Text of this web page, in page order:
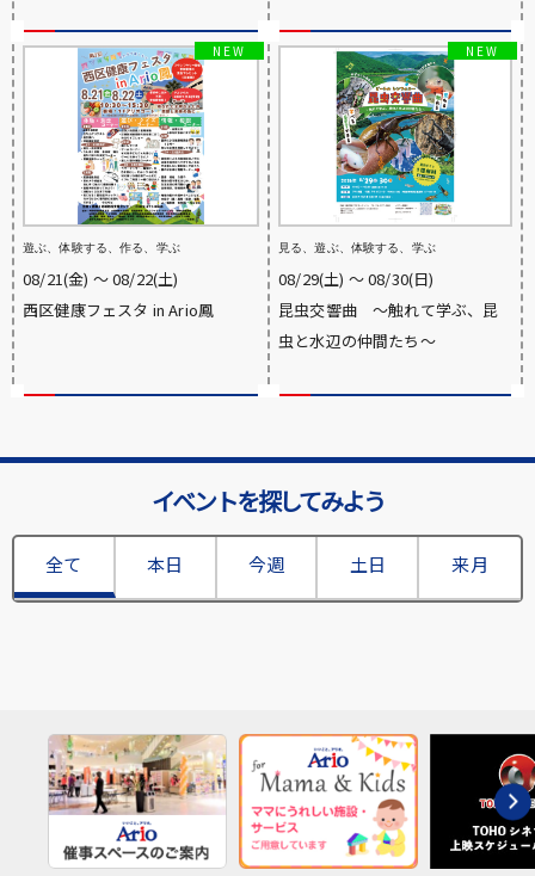
遊ぶ、体験する、作る、学ぶ
08/21(金) 〜 08/22(土)
西区健康フェスタ in Ario鳳
見る、遊ぶ、体験する、学ぶ
08/29(土) 〜 08/30(日)
昆虫交響曲 ～触れて学ぶ、昆
虫と水辺の仲間たち～
イベントを探してみよう
全て 本日 今週 土日 来月